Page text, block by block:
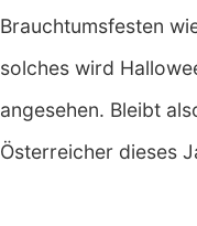
Brauchtumsfesten
solches wird
angesehen. Bleibt
Österreicher dieses